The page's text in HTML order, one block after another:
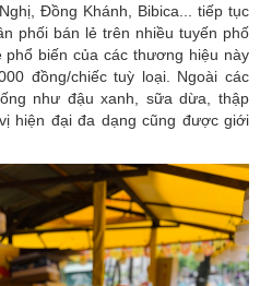
Đồng Khánh, Bibica... tiếp tục
phối bán lẻ trên nhiều tuyến phố
phổ biến của các thương hiệu này
đồng/chiếc tuỳ loại. Ngoài các
như đậu xanh, sữa dừa, thập
hiện đại đa dạng cũng được giới